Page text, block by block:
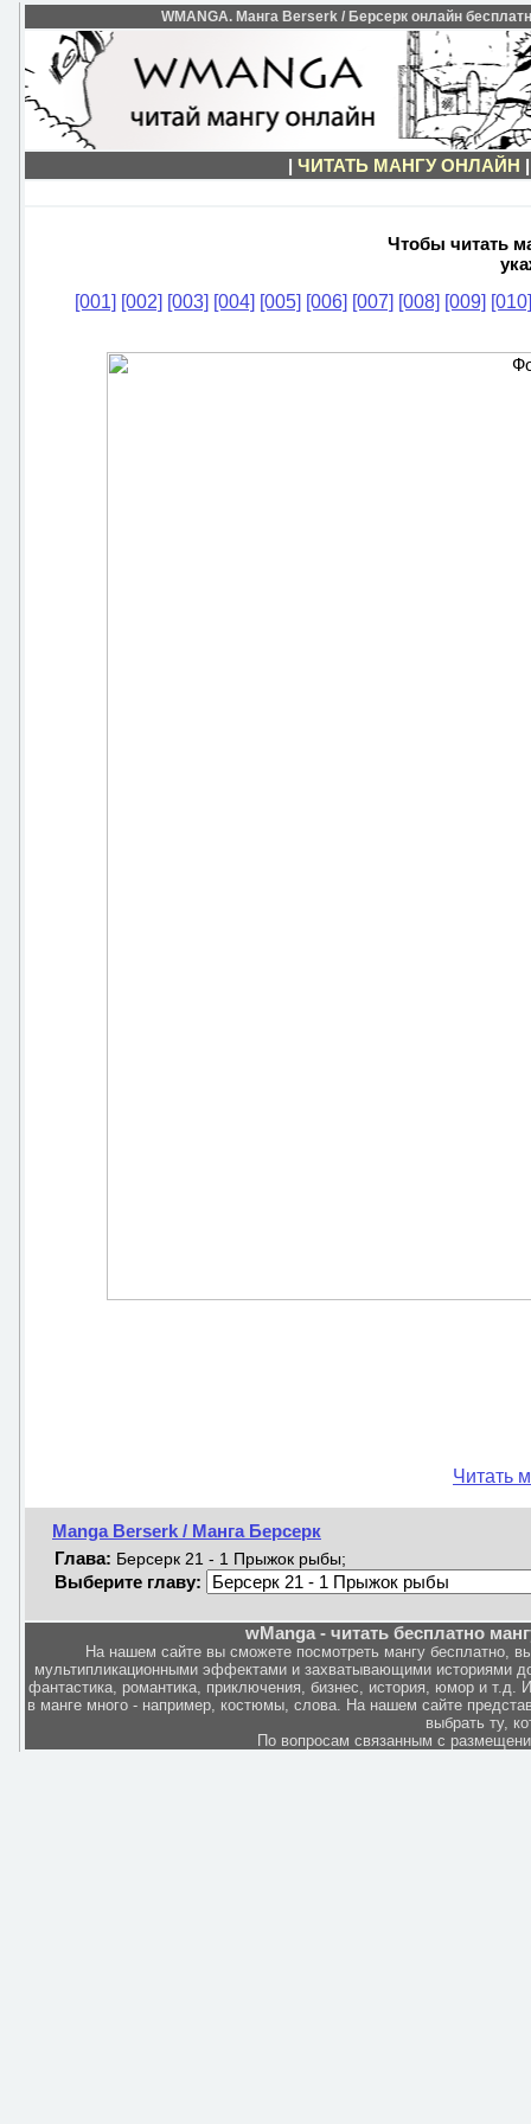
WMANGA. Манга Berserk / Берсерк онлайн
| ЧИТАТЬ МАНГУ ОНЛАЙН
Чтобы читать
[001] [002] [003] [004] [005] [006] [007] [008] [009] [010]
Читать
Manga Berserk / Манга Берсерк
Глава: Берсерк 21 - 1 Прыжок рыбы;
Выберите главу:
wManga - читать бесплатно
На нашем сайте вы сможете посмотреть мангу бесплатно,
мультипликационными эффектами и захватывающими историями
фантастика, романтика, приключения, бизнес, история, юмор и
в манге много - например, костюмы, слова. На нашем сайте
выбрать ту,
По вопросам связанным с